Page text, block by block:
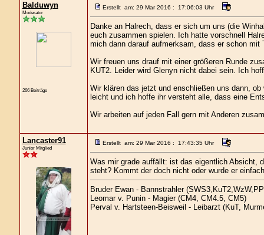
Balduwyn
Moderator
266 Beiträge
Erstellt am: 29 Mar 2016 : 17:06:03 Uhr
Danke an Halrech, dass er sich um uns (die
euch zusammen spielen. Ich hatte vorschnell
mich dann darauf aufmerksam, dass er schon
Wir freuen uns drauf mit einer größeren Runde
KUT2. Leider wird Glenyn nicht dabei sein. Ich
Wir klären das jetzt und enschließen uns dann,
leicht und ich hoffe ihr versteht alle, dass eine
Wir arbeiten auf jeden Fall gern mit Anderen
Lancaster91
Junior Mitglied
Erstellt am: 29 Mar 2016 : 17:43:35 Uhr
Was mir grade auffällt: ist das eigentlich Absicht,
steht? Kommt der doch nicht oder wurde er
Bruder Ewan - Bannstrahler
Leomar v. Punin - Magier (CM4, CM4.5, CM5)
Perval v. Hartsteen-Beisweil - Leibarzt (KuT,